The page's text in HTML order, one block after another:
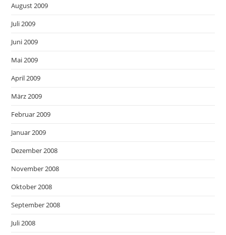
August 2009
Juli 2009
Juni 2009
Mai 2009
April 2009
März 2009
Februar 2009
Januar 2009
Dezember 2008
November 2008
Oktober 2008
September 2008
Juli 2008